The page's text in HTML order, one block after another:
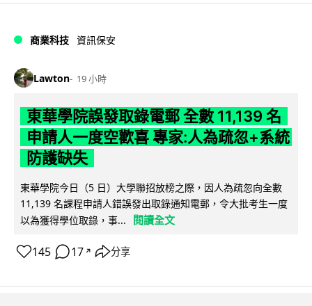
商業科技 資訊保安
Lawton 19 小時
東華學院誤發取錄電郵 全數 11,139 名
申請人一度空歡喜 專家:人為疏忽+系統
防護缺失
東華學院今日（5 日）大學聯招放榜之際，因人為疏忽向全數
11,139 名課程申請人錯誤發出取錄通知電郵，令大批考生一度
以為獲得學位取錄，事...
閱讀全文
145 17 ↗ 分享